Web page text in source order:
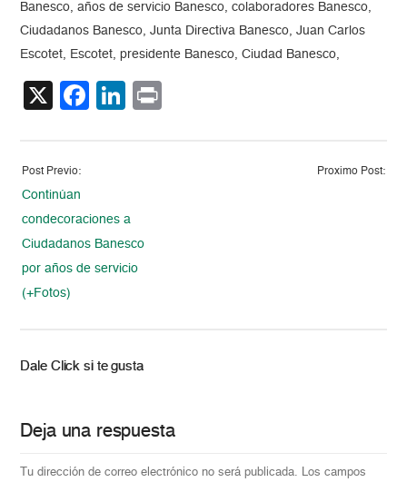
Banesco, años de servicio Banesco, colaboradores Banesco,
Ciudadanos Banesco, Junta Directiva Banesco, Juan Carlos
Escotet, Escotet, presidente Banesco, Ciudad Banesco,
X Facebook
LinkedIn
Post Previo:
Continúan
condecoraciones a
Ciudadanos Banesco
por años de servicio
(+Fotos)
Proximo Post:
Dale Click si te gusta
Deja una respuesta
Tu dirección de correo electrónico no será publicada. Los campos